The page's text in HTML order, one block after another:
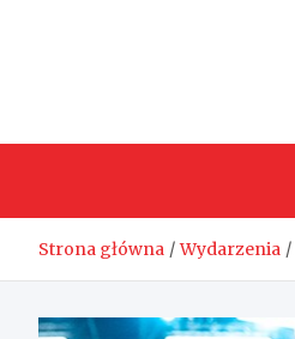
Strona główna Wydarzenia